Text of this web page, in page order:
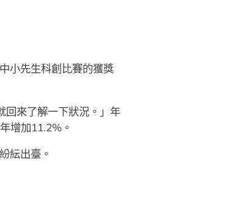
小先生科創比賽的獲獎
回來了解一下狀況。」年
增加11.2%。
紜出臺。